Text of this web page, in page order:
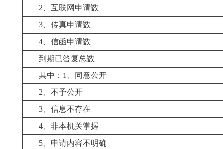
2 、互联网申请数
3 、传真申请数
4 、信函申请数
到期已答复总数
其中： 1
同意公开
2 、不予公开
3 、信息不存在
4 、非本机关掌握
5 、申请内容不明确